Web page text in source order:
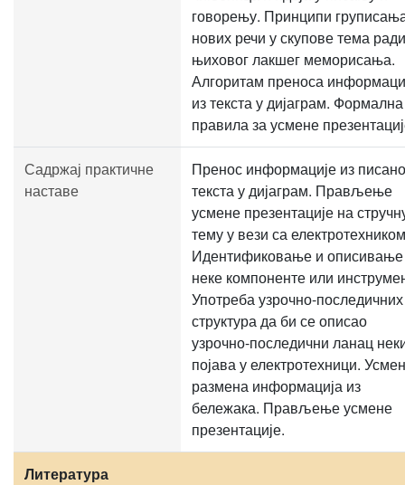
говорењу. Принципи
нових речи у скупове тема ради
њиховог лакшег меморисања.
Алгоритам преноса
из текста у дијаграм. Формална
правила за усмене
Садржај практичне
наставе
Пренос информације из
текста у дијаграм. Прављење
усмене презентације на
тему у вези са
Идентификовање и описивање
неке компоненте или
Употреба узрочно-последичних
структура да би се описао
узрочно-последични ланац
појава у електротехници.
размена информација из
бележака. Прављење усмене
презентације.
Литература